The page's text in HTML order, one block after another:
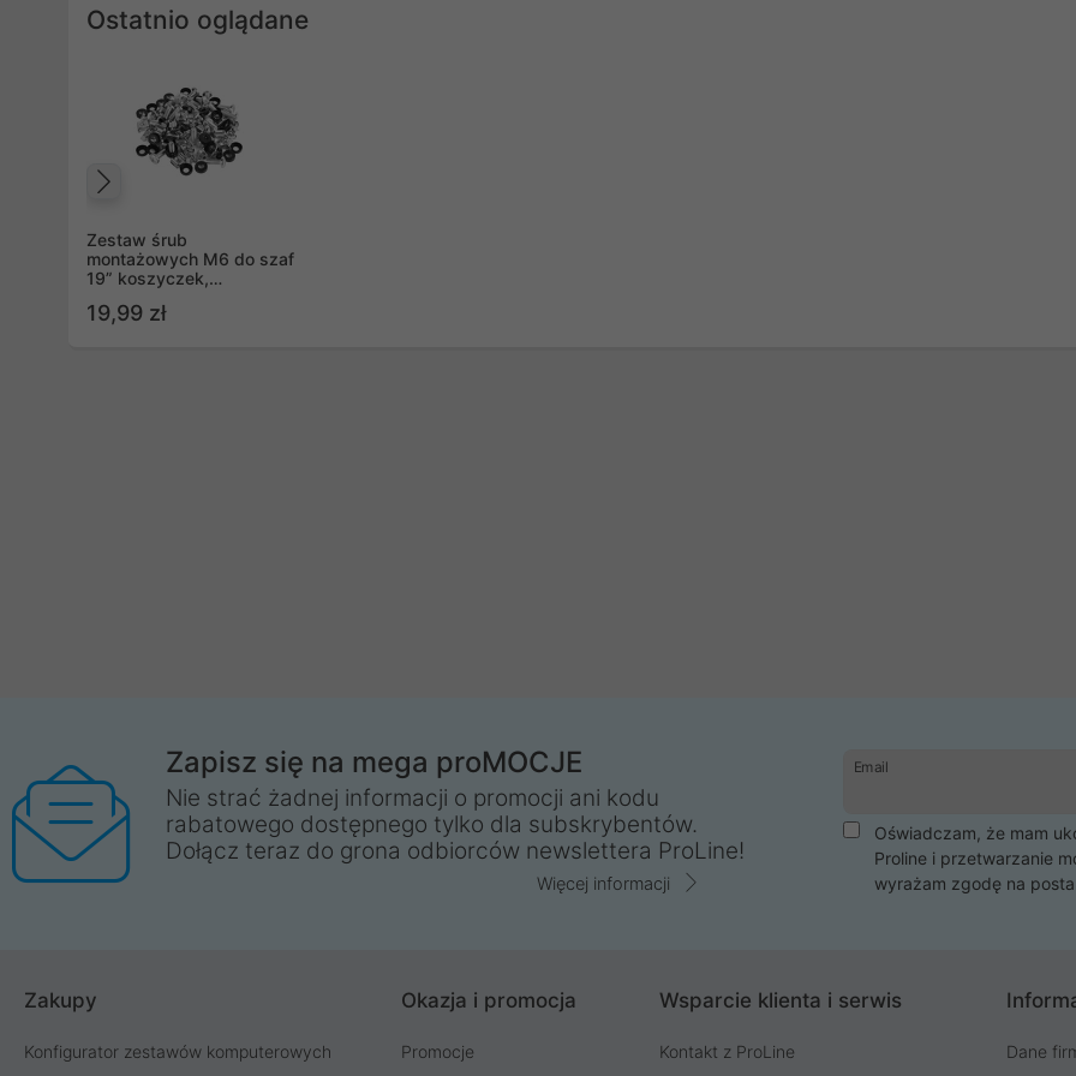
Ostatnio oglądane
Zestaw śrub
montażowych M6 do szaf
19” koszyczek,
Lanberg (AK-1303-S)
19,99 zł
Zapisz się na mega proMOCJE
Nie strać żadnej informacji o promocji ani kodu
rabatowego dostępnego tylko dla subskrybentów.
Dołącz teraz do grona odbiorców newslettera ProLine!
Więcej informacji
Email
Oświadczam, że mam
Proline i przetwarzanie
wyrażam zgodę na
Zakupy
Konfigurator zestawów komputerowych
Okazja i promocja
Promocje
Wsparcie klienta i serwis
Kontakt z ProLine Dane